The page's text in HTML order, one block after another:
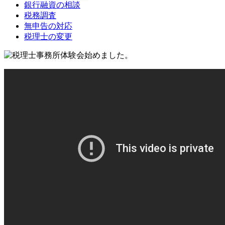
銀行融資の相談
税務調査
無申告の対応
税理士の変更